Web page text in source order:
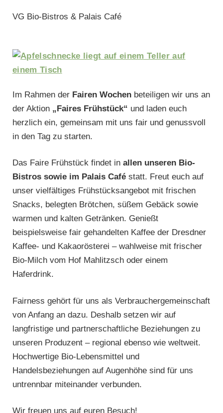
VG Bio-Bistros & Palais Café
Im Rahmen der Fairen Wochenbeteiligen wir uns an
der Aktion „Faires Frühstück“ und laden euch
herzlich ein, gemeinsam mit uns fair und genussvoll
in den Tag zu starten.
Das Faire Frühstück findet in allen unseren Bio-
Bistros sowie im Palais Caféstatt. Freut euch auf
unser vielfältiges Frühstücksangebot mit frischen
Snacks, belegten Brötchen, süßem Gebäck sowie
warmen und kalten Getränken. Genießt
beispielsweise fair gehandelten Kaffee der Dresdner
Kaffee- und Kakaorösterei – wahlweise mit frischer
Bio-Milch vom Hof Mahlitzsch oder einem
Haferdrink.
Fairness gehört für uns als Verbrauchergemeinschaft
von Anfang an dazu. Deshalb setzen wir auf
langfristige und partnerschaftliche Beziehungen zu
unseren Produzent – regional ebenso wie weltweit.
Hochwertige Bio-Lebensmittel und
Handelsbeziehungen auf Augenhöhe sind für uns
untrennbar miteinander verbunden.
Wir freuen uns auf euren Besuch!